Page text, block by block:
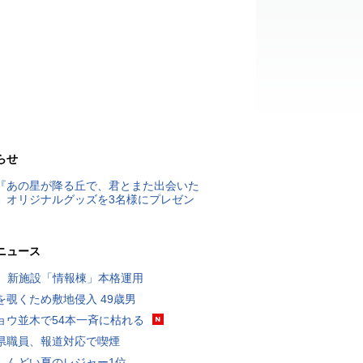
せ
あの星が降る丘で、君とまた出会いた
オリジナルグッズを3名様にプレゼン
ュース
新施設「情報棟」本格運用
覗くため敷地侵入 49歳男
ウ並木で54本一斉に枯れる
職員、報道対応で喫煙